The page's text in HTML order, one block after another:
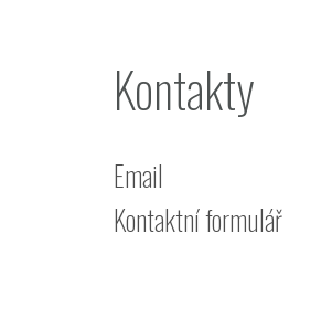
Kontakty
Email
Kontaktní formulář